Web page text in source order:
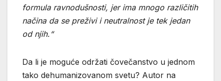
formula ravnodušnosti, jer ima mnogo različitih
načina da se preživi i neutralnost je tek jedan
od njih.“
Da li je moguće održati čovečanstvo u jednom
tako dehumanizovanom svetu? Autor na